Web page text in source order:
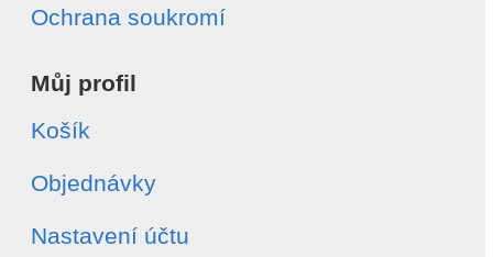
Ochrana soukromí
Můj profil
Košík
Objednávky
Nastavení účtu